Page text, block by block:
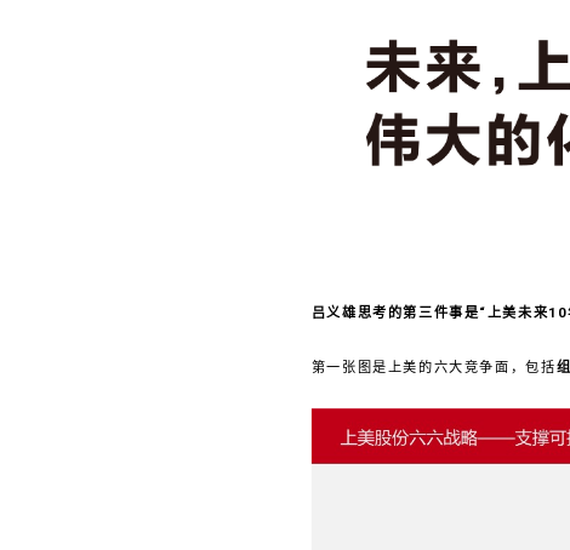
吕义雄思考的第三件事是“上美未来
第一张图是上美的六大竞争面，包括